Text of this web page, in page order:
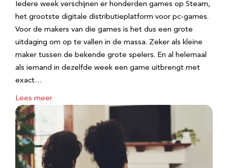
Iedere week verschijnen er honderden games op Steam,
het grootste digitale distributieplatform voor pc-games.
Voor de makers van die games is het dus een grote
uitdaging om op te vallen in de massa. Zeker als kleine
maker tussen de bekende grote spelers. En al helemaal
als iemand in dezelfde week een game uitbrengt met
exact…
Lees meer